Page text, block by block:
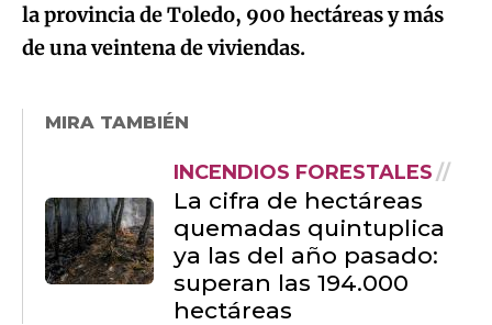
la provincia de Toledo, 900 hectáreas y más
de una veintena de viviendas.
MIRA TAMBIÉN
INCENDIOS FORESTALES
La cifra de hectáreas
quemadas quintuplica
ya las del año pasado:
superan las 194.000
hectáreas